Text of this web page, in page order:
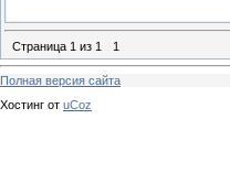
Страница 1 из 1 1
Полная версия сайта
Хостинг от uCoz